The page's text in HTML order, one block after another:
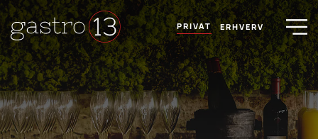
PRIVAT ERHVERV